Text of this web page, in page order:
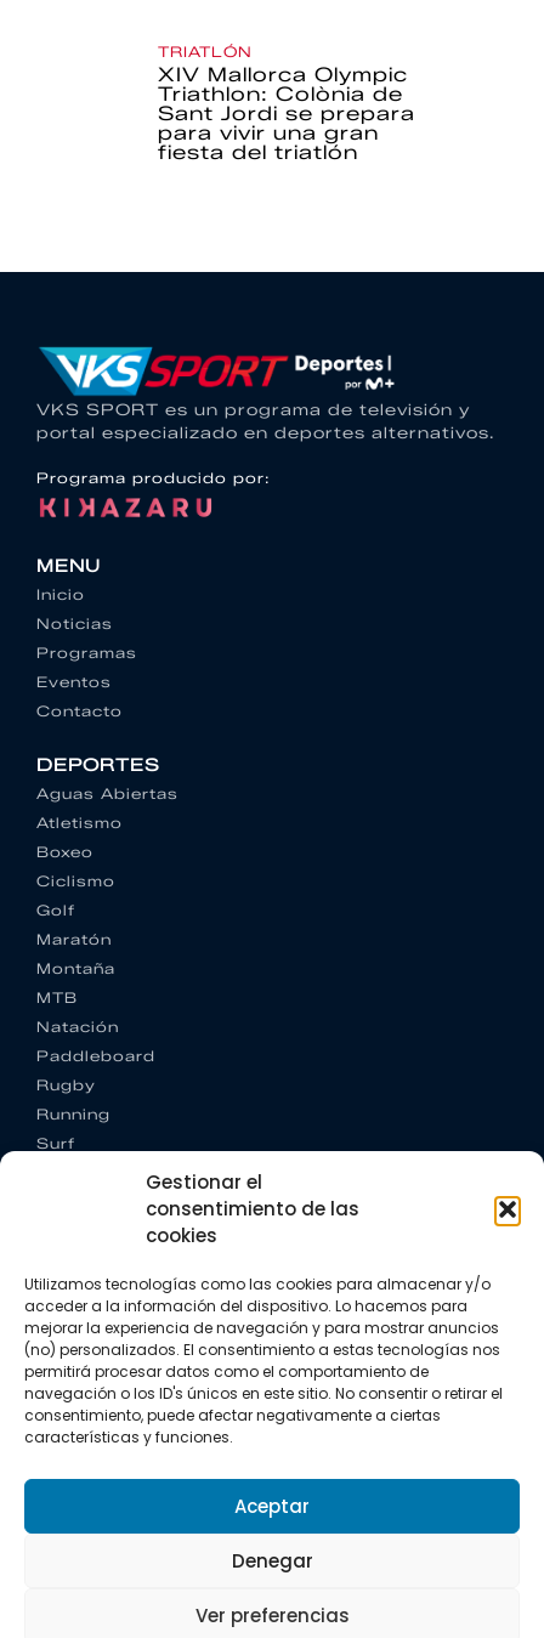
Gestionar el
consentimiento de las
cookies
Utilizamos tecnologías como las cookies para almacenar y/o
acceder a la información del dispositivo. Lo hacemos para
mejorar la experiencia de navegación y para mostrar anuncios
(no) personalizados. El consentimiento a estas tecnologías nos
permitirá procesar datos como el comportamiento de
navegación o los ID's únicos en este sitio. No consentir o retirar el
consentimiento, puede afectar negativamente a ciertas
características y funciones.
Aceptar
Denegar
Ver preferencias
TRIATLÓN
XIV Mallorca Olympic
Triathlon: Colònia de
Sant Jordi se prepara
para vivir una gran
fiesta del triatlón
VKS SPORT es un programa de televisión y
portal especializado en deportes alternativos.
Programa producido por:
MENU
Inicio
Noticias
Programas
Eventos
Contacto
DEPORTES
Aguas Abiertas
Atletismo
Boxeo
Ciclismo
Golf
Maratón
Montaña
MTB
Natación
Paddleboard
Rugby
Running
Surf
+34 922 303 191
+34 662 342 177
info@vkssport.com
SÍGUENOS
Política de privacidad
Copyright © 2026 VKS Sport.